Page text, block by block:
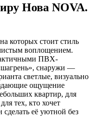
Нова NOVA.
которых стоит стиль
воплощением.
ПВХ-
снаружи —
светлые, визуально
ощущение
квартир, для
тех, кто хочет
её уютной без